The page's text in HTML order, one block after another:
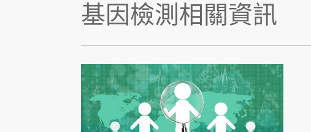
基因檢測相關資訊